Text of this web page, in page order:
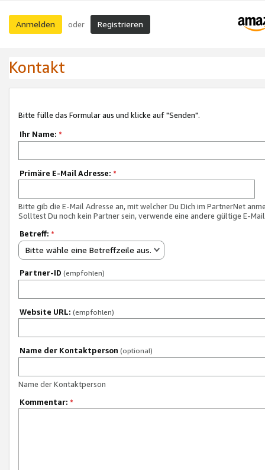
Anmelden oder Registrieren
Kontakt
Bitte fülle das Formular aus und klicke auf "Senden".
Ihr Name: *
Primäre E-Mail Adresse: *
Bitte gib die E-Mail Adresse an, mit welcher Du Dich im PartnerNet
Solltest Du noch kein Partner sein, verwende eine andere gültige E-
Betreff: *
Bitte wähle eine Betreffzeile aus.
Partner-ID (empfohlen)
Website URL: (empfohlen)
Name der Kontaktperson (optional)
Name der Kontaktperson
Kommentar: *